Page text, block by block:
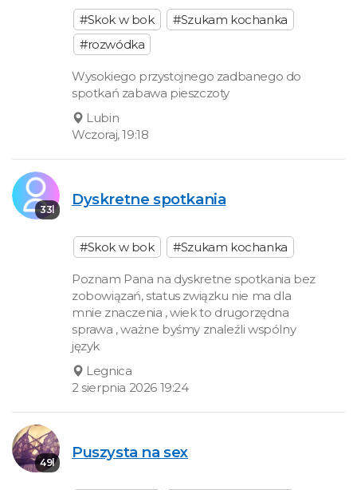
#Skok w bok
#Szukam kochanka
#rozwódka
Wysokiego przystojnego zadbanego do
spotkań zabawa pieszczoty
Lubin
Wczoraj, 19:18
33l
Dyskretne spotkania
#Skok w bok #Szukam kochanka
Poznam Pana na dyskretne spotkania bez
zobowiązań, status związku nie ma dla
mnie znaczenia , wiek to drugorzędna
sprawa , ważne byśmy znaleźli wspólny
język
Legnica
2 sierpnia 2026 19:24
49l
Puszysta na sex